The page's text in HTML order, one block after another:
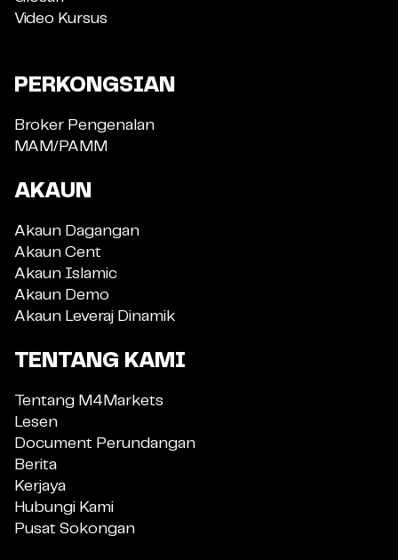
Video Kursus
PERKONGSIAN
Broker Pengenalan
MAM/PAMM
AKAUN
Akaun Dagangan
Akaun Cent
Akaun Islamic
Akaun Demo
Akaun Leveraj Dinamik
TENTANG KAMI
Tentang M4Markets
Lesen
Document Perundangan
Berita
Kerjaya
Hubungi Kami
Pusat Sokongan